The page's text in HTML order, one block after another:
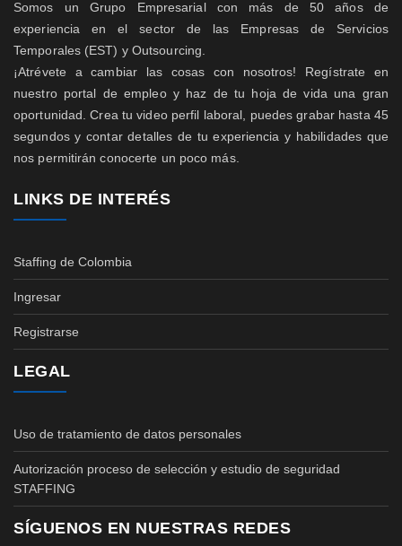
Somos un Grupo Empresarial con más de 50 años de
experiencia en el sector de las Empresas de Servicios
Temporales (EST) y Outsourcing.
¡Atrévete a cambiar las cosas con nosotros! Regístrate en
nuestro portal de empleo y haz de tu hoja de vida una gran
oportunidad. Crea tu video perfil laboral, puedes grabar hasta 45
segundos y contar detalles de tu experiencia y habilidades que
nos permitirán conocerte un poco más.
LINKS DE INTERÉS
Staffing de Colombia
Ingresar
Registrarse
LEGAL
Uso de tratamiento de datos personales
Autorización proceso de selección y estudio de seguridad
STAFFING
SÍGUENOS EN NUESTRAS REDES